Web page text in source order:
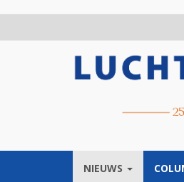
NIEUWS